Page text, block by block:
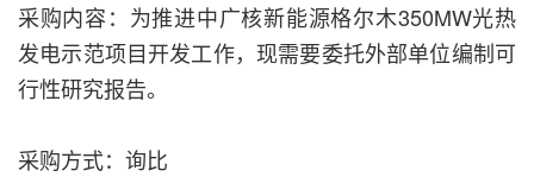
采购内容：为推进中广核新能源格尔木350MW光热
发电示范项目开发工作，现需要委托外部单位编制可
行性研究报告。
采购方式：询比